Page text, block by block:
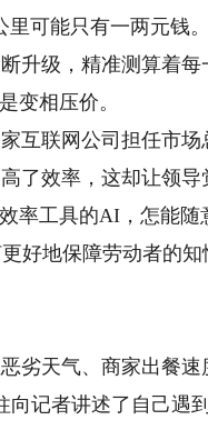
能只有一两元钱
升级，精准测算着
变相压价。
联网公司担任市场
了效率，这却让领
率工具的AI，怎能随
地保障劳动者的知
天气、商家出餐速
记者讲述了自己遇